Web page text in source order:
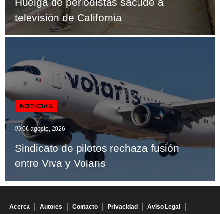
televisión de California
NOTICIAS
06 agosto, 2026
Sindicato de pilotos rechaza fusión
entre Viva y Volaris
Acerca Autores Contacto Privacidad Aviso Legal